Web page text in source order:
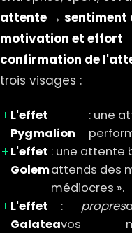
attente → sentiment
motivation et effort
confirmation de
trois visages :
L'effet
Pygmalion
: une
L'effet
Golem
: une attente
attends des
médiocres ».
L'effet
Galatea
:
vos
propres